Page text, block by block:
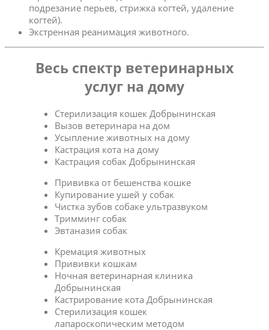
подрезание перьев, стрижка когтей, удаление
когтей).
Экстренная реанимация животного.
Весь спектр ветеринарных
услуг на дому
Стерилизация кошек Добрынинская
Вызов ветеринара на дом
Усыпление животных на дому
Кастрация кота на дому
Кастрация собак Добрынинская
Прививка от бешенства кошке
Купирование ушей у собак
Чистка зубов собаке ультразвуком
Тримминг собак
Эвтаназия собак
Кремация животных
Прививки кошкам
Ночная ветеринарная клиника
Добрынинская
Кастрирование кота Добрынинская
Стерилизация кошек
лапароскопическим методом